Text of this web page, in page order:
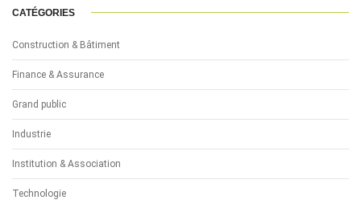
CATÉGORIES
Construction & Bâtiment
Finance & Assurance
Grand public
Industrie
Institution & Association
Technologie